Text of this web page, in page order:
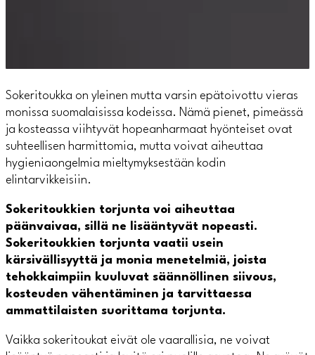
Sokeritoukka on yleinen mutta varsin epätoivottu vieras
monissa suomalaisissa kodeissa. Nämä pienet, pimeässä
ja kosteassa viihtyvät hopeanharmaat hyönteiset ovat
suhteellisen harmittomia, mutta voivat aiheuttaa
hygieniaongelmia mieltymyksestään kodin
elintarvikkeisiin.
Sokeritoukkien torjunta voi aiheuttaa
päänvaivaa, sillä ne lisääntyvät nopeasti.
Sokeritoukkien torjunta vaatii usein
kärsivällisyyttä ja monia menetelmiä, joista
tehokkaimpiin kuuluvat säännöllinen siivous,
kosteuden vähentäminen ja tarvittaessa
ammattilaisten suorittama torjunta.
Vaikka sokeritoukat eivät ole vaarallisia, ne voivat